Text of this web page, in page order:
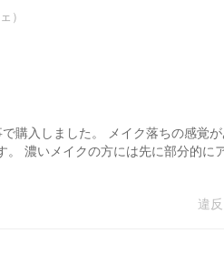
）
購入しました。 メイク落ちの感覚
濃いメイクの方には先に部分的に
違